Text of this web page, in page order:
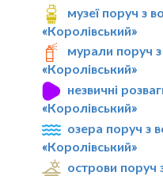
музеї поруч з
«Королівський»
мурали поруч
«Королівський»
незвичні
«Королівський»
озера поруч з
«Королівський»
острови